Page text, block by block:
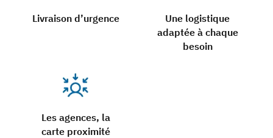
Livraison d’urgence
Une logistique
adaptée à chaque
besoin
Les agences, la
carte proximité